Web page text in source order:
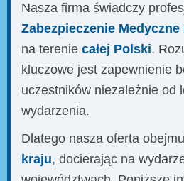
Nasza firma świadczy
Zabezpieczenie
na terenie całej Polski.
kluczowe jest zapewnienie
uczestników niezależnie od
wydarzenia.
Dlatego nasza oferta
kraju, docierając na